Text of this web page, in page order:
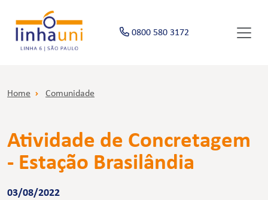
0800 580 3172
Home Comunidade
Atividade de Concretagem
- Estação Brasilândia
03/08/2022